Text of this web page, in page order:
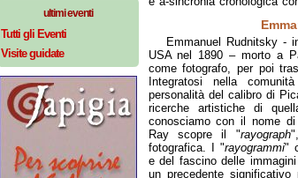
ultimi eventi
Tutti gli Eventi
Visite guidate
Emmanuel Rudnitsky -
USA nel 1890 – morto a
come fotografo, per poi
Integratosi nella
personalità del calibro di
ricerche artistiche di
conosciamo con il nome
Ray scopre il "rayograph
fotografica. I "rayogrammi"
e del fascino delle
un precedente significativo